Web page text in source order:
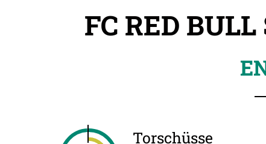
FC RED
Torschüsse